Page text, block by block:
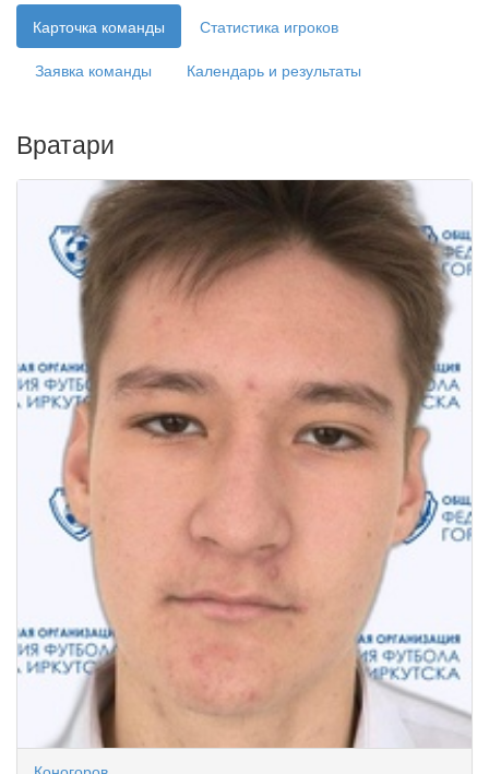
Карточка команды
Статистика игроков
Заявка команды
Календарь и результаты
Вратари